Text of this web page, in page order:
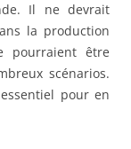
Il ne devrait
la production
pourraient être
scénarios.
pour en